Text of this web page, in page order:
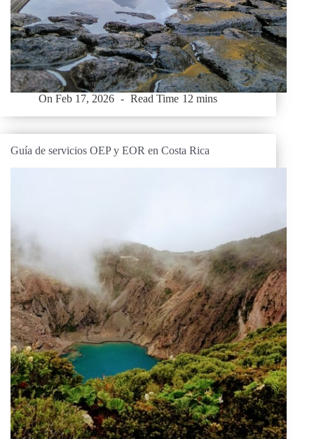
On Feb 17, 2026 Read Time 12 mins
Guía de servicios OEP y EOR en Costa Rica